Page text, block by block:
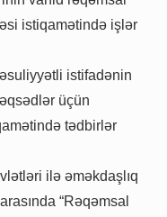
istiqamətində işlər
istifadənin
üçün
tədbirlər
ilə əməkdaşlıq
“Rəqəmsal